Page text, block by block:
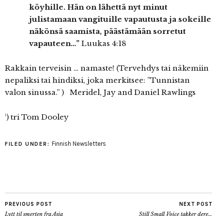
köyhille. Hän on lähettä­ nyt minut
julistamaan vangituille vapautusta ja sokeille
näkönsä saamista, päästämään sorretut
vapauteen…” Luukas 4:18
Rakkain terveisin … namaste! (Tervehdys tai näkemiin
nepaliksi tai hindiksi, joka merkitsee: ”Tunnistan
valon sinussa.” ) Meridel, Jay and Daniel Rawlings
¹) tri Tom Dooley
FILED UNDER: Finnish Newsletters
PREVIOUS POST
Lytt til smerten fra Asia
NEXT POST
Still Small Voice takker dere…